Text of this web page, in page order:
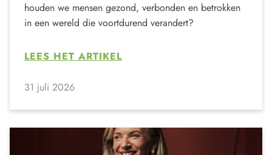
houden we mensen gezond, verbonden en betrokken
in een wereld die voortdurend verandert?
LEES HET ARTIKEL
31 juli 2026